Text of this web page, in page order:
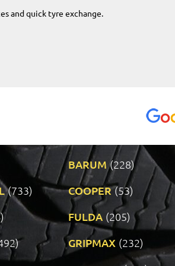
and quick tyre exchange.
BARUM (228)
(733) COOPER (53)
FULDA (205)
GRIPMAX (232)